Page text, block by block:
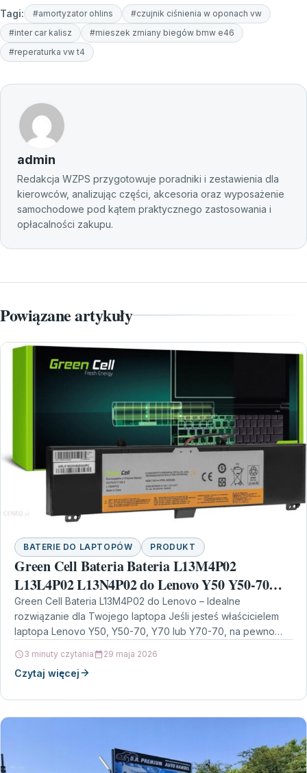
Tagi: #amortyzator ohlins
#czujnik ciśnienia w oponach vw
#inter car kalisz
#mieszek zmiany biegów bmw e46
#reperaturka vw t4
admin
Redakcja WZPS przygotowuje poradniki i zestawienia dla
kierowców, analizując części, akcesoria oraz wyposażenie
samochodowe pod kątem praktycznego zastosowania i
opłacalności zakupu.
Powiązane artykuły
BATERIE DO LAPTOPÓW PRODUKT
Green Cell Bateria Bateria L13M4P02
L13L4P02 L13N4P02 do Lenovo Y50 Y50-70
Y70 Y70-70 (LE160)
Green Cell Bateria L13M4P02 do Lenovo – Idealne
rozwiązanie dla Twojego laptopa Jeśli jesteś właścicielem
laptopa Lenovo Y50, Y50-70, Y70 lub Y70-70, na pewno…
3 minuty czytania 29 maja 2026
Czytaj więcej